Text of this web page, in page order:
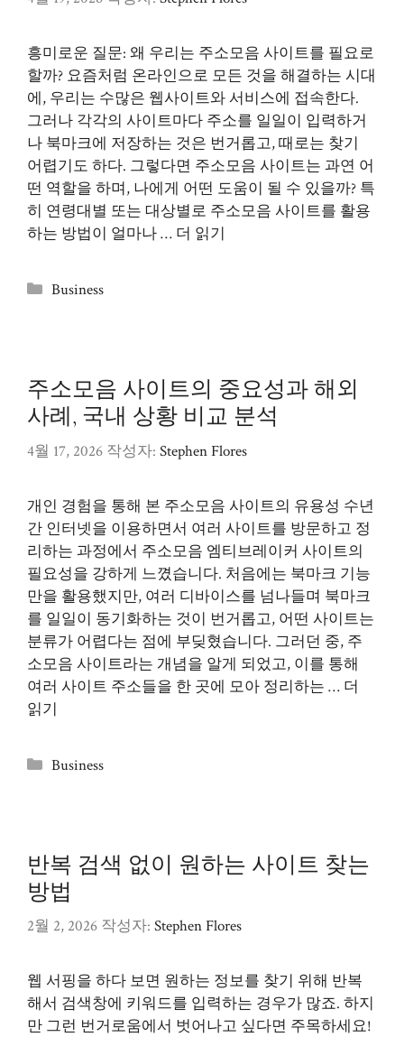
흥미로운 질문: 왜 우리는 주소모음 사이트를 필요로
할까? 요즘처럼 온라인으로 모든 것을 해결하는 시대
에, 우리는 수많은 웹사이트와 서비스에 접속한다.
그러나 각각의 사이트마다 주소를 일일이 입력하거
나 북마크에 저장하는 것은 번거롭고, 때로는 찾기
어렵기도 하다. 그렇다면 주소모음 사이트는 과연 어
떤 역할을 하며, 나에게 어떤 도움이 될 수 있을까? 특
히 연령대별 또는 대상별로 주소모음 사이트를 활용
하는 방법이 얼마나 … 더 읽기
카
Business
주소모음 사이트의 중요성과 해외
사례, 국내 상황 비교 분석
4월 17, 2026 작성자: Stephen Flores
개인 경험을 통해 본 주소모음 사이트의 유용성 수년
간 인터넷을 이용하면서 여러 사이트를 방문하고 정
리하는 과정에서 주소모음 엠티브레이커 사이트의
필요성을 강하게 느꼈습니다. 처음에는 북마크 기능
만을 활용했지만, 여러 디바이스를 넘나들며 북마크
를 일일이 동기화하는 것이 번거롭고, 어떤 사이트는
분류가 어렵다는 점에 부딪혔습니다. 그러던 중, 주
소모음 사이트라는 개념을 알게 되었고, 이를 통해
여러 사이트 주소들을 한 곳에 모아 정리하는 … 더
읽기
카
Business
반복 검색 없이 원하는 사이트 찾는
방법
2월 2, 2026 작성자: Stephen Flores
웹 서핑을 하다 보면 원하는 정보를 찾기 위해 반복
해서 검색창에 키워드를 입력하는 경우가 많죠. 하지
만 그런 번거로움에서 벗어나고 싶다면 주목하세요!